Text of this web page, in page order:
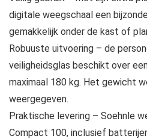
digitale weegschaal een
gemakkelijk onder de kast of
Robuuste uitvoering – de
veiligheidsglas beschikt over
maximaal 180 kg. Het gewicht
weergegeven.
Praktische levering – Soehnle
Compact 100, inclusief